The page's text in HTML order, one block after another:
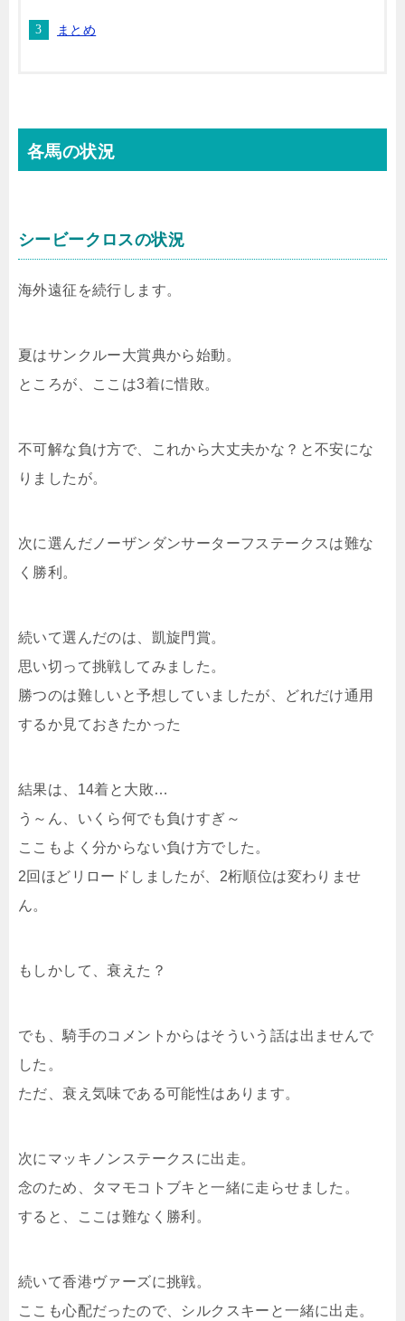
まとめ
各馬の状況
シービークロスの状況
海外遠征を続行します。
夏はサンクルー大賞典から始動。
ところが、ここは3着に惜敗。
不可解な負け方で、これから大丈夫かな？と不安にな
りましたが。
次に選んだノーザンダンサーターフステークスは難な
く勝利。
続いて選んだのは、凱旋門賞。
思い切って挑戦してみました。
勝つのは難しいと予想していましたが、どれだけ通用
するか見ておきたかった
結果は、14着と大敗…
う～ん、いくら何でも負けすぎ～
ここもよく分からない負け方でした。
2回ほどリロードしましたが、2桁順位は変わりませ
ん。
もしかして、衰えた？
でも、騎手のコメントからはそういう話は出ませんで
した。
ただ、衰え気味である可能性はあります。
次にマッキノンステークスに出走。
念のため、タマモコトブキと一緒に走らせました。
すると、ここは難なく勝利。
続いて香港ヴァーズに挑戦。
ここも心配だったので、シルクスキーと一緒に出走。